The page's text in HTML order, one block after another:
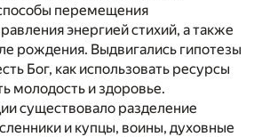
перемещения
энергией стихий, а также
рождения. Выдвигались гипотезы
Бог, как использовать ресурсы
молодость и здоровье.
существовало разделение
и купцы, воины, духовные